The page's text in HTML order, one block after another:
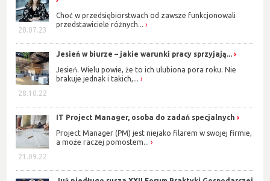
28.07.23
Choć w przedsiębiorstwach od zawsze funkcjonowali
przedstawiciele różnych...
28.10.22
Jesień w biurze – jakie warunki pracy sprzyjają...
Jesień. Wielu powie, że to ich ulubiona pora roku. Nie
brakuje jednak i takich,...
21.09.22
IT Project Manager, osoba do zadań specjalnych
Project Manager (PM) jest niejako filarem w swojej firmie,
a może raczej pomostem...